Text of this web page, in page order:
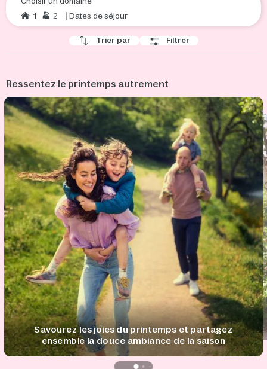
1
2 Dates de séjour
Trier par Filtrer
Ressentez le printemps autrement
Savourez les joies du printemps et partagez
ensemble la douce ambiance de la saison